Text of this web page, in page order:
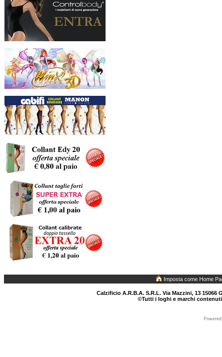
Imposta come Home
Calzificio A.R.B.A. S.R.L. Via Mazzini, 13 15066
©Tutti i loghi e marchi